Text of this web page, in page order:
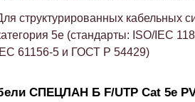
структурированных кабельных
5е (стандарты: ISO/IEC
IEC 61156-5 и ГОСТ Р 54429)
СПЕЦЛАН Б F/UTP Cat 5e